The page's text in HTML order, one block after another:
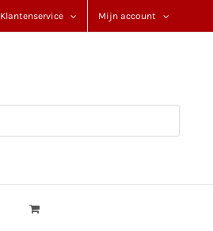
Klantenservice Mijn account